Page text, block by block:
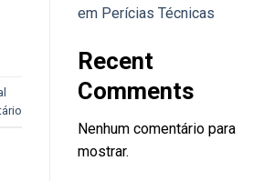
em Perícias Técnicas
Recent
Comments
Nenhum comentário para
mostrar.